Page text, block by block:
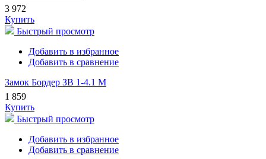
3 972
Купить
Быстрый просмотр
Добавить в избранное
Добавить в сравнение
Замок Бордер ЗВ 1-4.1 М
1 859
Купить
Быстрый просмотр
Добавить в избранное
Добавить в сравнение